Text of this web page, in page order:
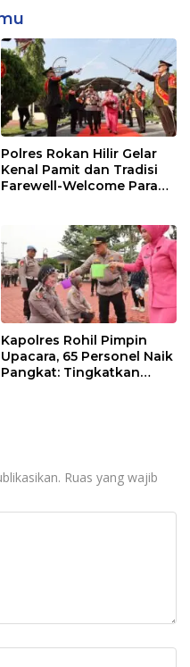
Polres Rokan Hilir Gelar
Kenal Pamit dan Tradisi
Farewell-Welcome Parade
Kapolres Rohil Pimpin
Upacara, 65 Personel Naik
Pangkat: Tingkatkan
Ruas yang wajib